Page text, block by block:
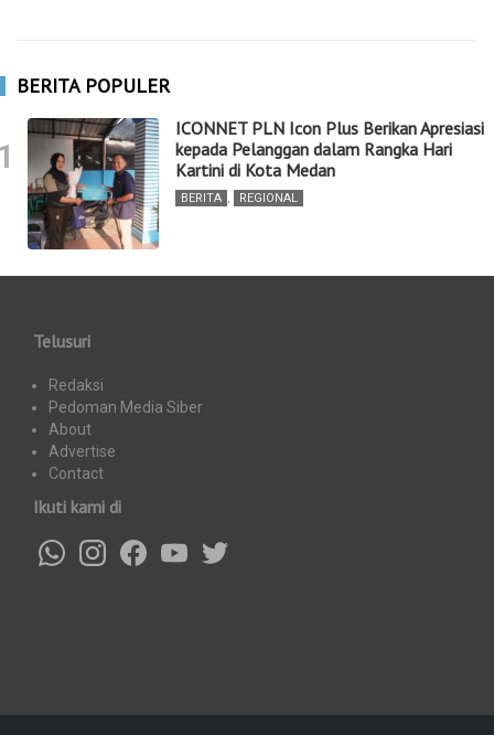
BERITA POPULER
ICONNET PLN Icon Plus Berikan Apresiasi
kepada Pelanggan dalam Rangka Hari
Kartini di Kota Medan
BERITA , REGIONAL
Telusuri
Redaksi
Pedoman Media Siber
About
Advertise
Contact
Ikuti kami di